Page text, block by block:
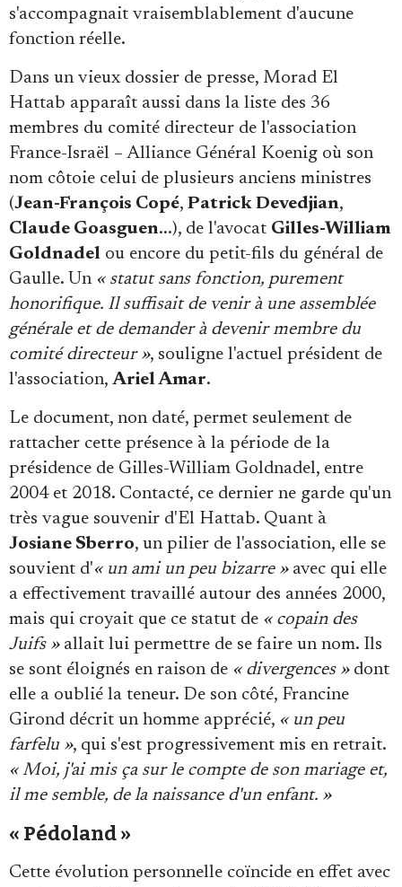
s'accompagnait vraisemblablement d'aucune
fonction réelle.
Dans un vieux dossier de presse, Morad El
Hattab apparaît aussi dans la liste des 36
membres du comité directeur de l'association
France-Israël – Alliance Général Koenig où son
nom côtoie celui de plusieurs anciens ministres
(Jean-François Copé, Patrick Devedjian,
Claude Goasguen...), de l'avocat Gilles-William
Goldnadel ou encore du petit-fils du général de
Gaulle. Un « statut sans fonction, purement
honorifique. Il suffisait de venir à une assemblée
générale et de demander à devenir membre du
comité directeur », souligne l'actuel président de
l'association, Ariel Amar.
Le document, non daté, permet seulement de
rattacher cette présence à la période de la
présidence de Gilles-William Goldnadel, entre
2004 et 2018. Contacté, ce dernier ne garde qu'un
très vague souvenir d'El Hattab. Quant à
Josiane Sberro, un pilier de l'association, elle se
souvient d'« un ami un peu bizarre »avec qui elle
a effectivement travaillé autour des années 2000,
mais qui croyait que ce statut de « copain des
Juifs »allait lui permettre de se faire un nom. Ils
se sont éloignés en raison de « divergences »dont
elle a oublié la teneur. De son côté, Francine
Girond décrit un homme apprécié, « un peu
farfelu », qui s'est progressivement mis en retrait.
« Moi, j'ai mis ça sur le compte de son mariage et,
il me semble, de la naissance d'un enfant. »
« Pédoland »
Cette évolution personnelle coïncide en effet avec